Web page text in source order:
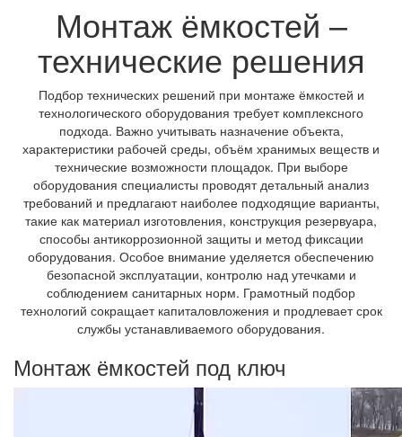
Монтаж ёмкостей –
технические решения
Подбор технических решений при монтаже ёмкостей и
технологического оборудования требует комплексного
подхода. Важно учитывать назначение объекта,
характеристики рабочей среды, объём хранимых веществ и
технические возможности площадок. При выборе
оборудования специалисты проводят детальный анализ
требований и предлагают наиболее подходящие варианты,
такие как материал изготовления, конструкция резервуара,
способы антикоррозионной защиты и метод фиксации
оборудования. Особое внимание уделяется обеспечению
безопасной эксплуатации, контролю над утечками и
соблюдением санитарных норм. Грамотный подбор
технологий сокращает капиталовложения и продлевает срок
службы устанавливаемого оборудования.
Монтаж ёмкостей под ключ